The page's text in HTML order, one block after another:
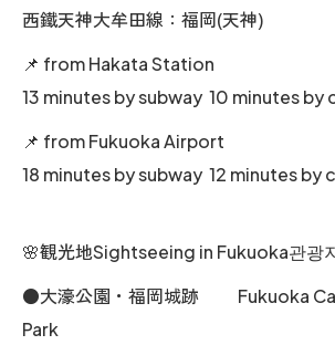
西鐵天神大牟田線：福岡(天神)
📌 from Hakata Station
13 minutes by subway 10 minutes by
📌 from Fukuoka Airport
18 minutes by subway 12 minutes by
🌸観光地Sightseeing in Fukuoka관광
●大濠公園・福岡城跡 Fukuoka
Park